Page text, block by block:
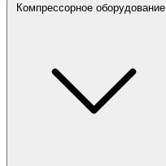
Компрессорное оборудование